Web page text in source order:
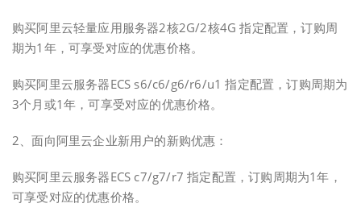
购买阿里云轻量应用服务器2核2G/2核4G 指定配置，订购周
期为1年，可享受对应的优惠价格。
购买阿里云服务器ECS s6/c6/g6/r6/u1 指定配置，订购周期为
3个月或1年，可享受对应的优惠价格。
2、面向阿里云企业新用户的新购优惠：
购买阿里云服务器ECS c7/g7/r7 指定配置，订购周期为1年，
可享受对应的优惠价格。